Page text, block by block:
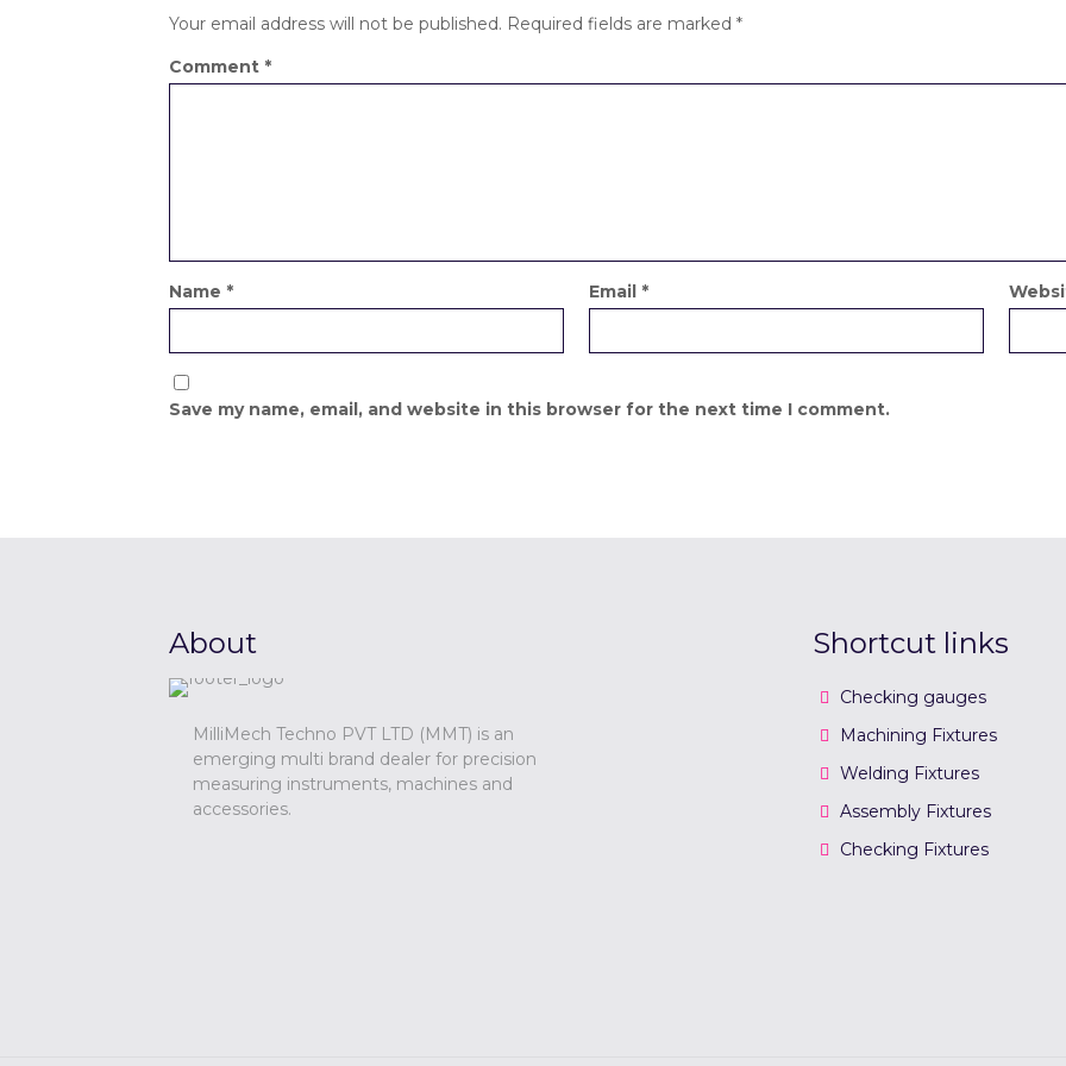
Your email address will not be published. Required fields are marked *
Comment *
Name * Email *
Save my name, email, and website in this browser for the next time I comment.
About
MilliMech Techno PVT LTD (MMT) is an
emerging multi brand dealer for precision
measuring instruments, machines and
accessories.
Shortcut links
Checking gauges
Machining Fixtures
Welding Fixtures
Assembly Fixtures
Checking Fixtures